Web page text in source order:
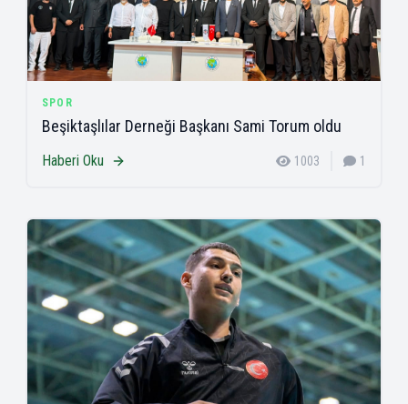
SPOR
Beşiktaşlılar Derneği Başkanı Sami Torum oldu
Haberi Oku 1003 1